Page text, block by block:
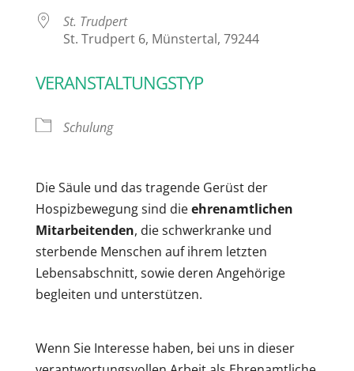
St. Trudpert
St. Trudpert 6, Münstertal, 79244
VERANSTALTUNGSTYP
Schulung
Die Säule und das tragende Gerüst der
Hospizbewegung sind dieehrenamtlichen
Mitarbeitenden, die schwerkranke und
sterbende Menschen auf ihrem letzten
Lebensabschnitt, sowie deren Angehörige
begleiten und unterstützen.
Wenn Sie Interesse haben, bei uns in dieser